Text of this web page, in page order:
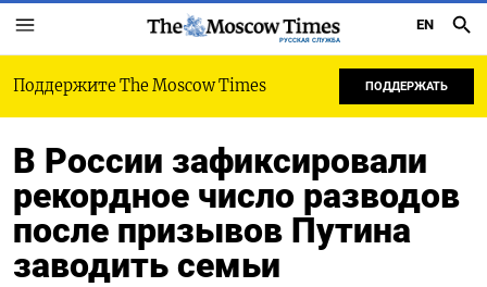
РУССКАЯ СЛУЖБА
EN
Поддержите The Moscow Times ПОДДЕРЖАТЬ
В России зафиксировали
рекордное число разводов
после призывов Путина
заводить семьи